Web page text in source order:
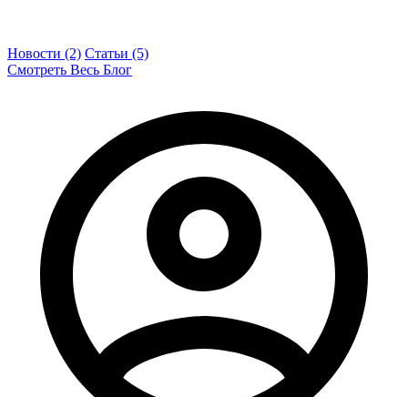
Новости (2) Статьи (5)
Смотреть Весь Блог